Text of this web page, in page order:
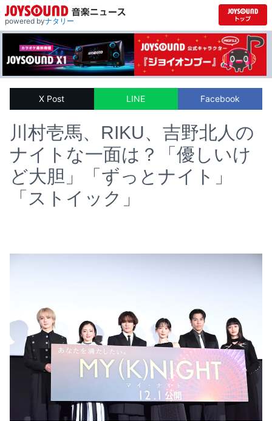
powered byナタリー
X Post LINE Facebook
川村壱馬、RIKU、吉野北人の
ナイトな一面は？「優しいけ
ど大胆」「ずっとナイト」
「ストイック」